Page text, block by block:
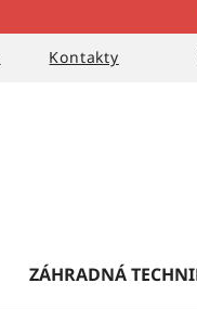
Kontakty
ZÁHRADNÁ